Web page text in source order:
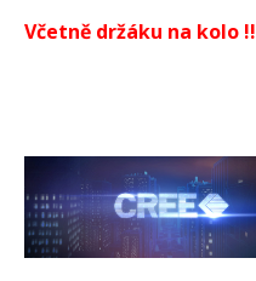
Včetně držáku na kolo !!